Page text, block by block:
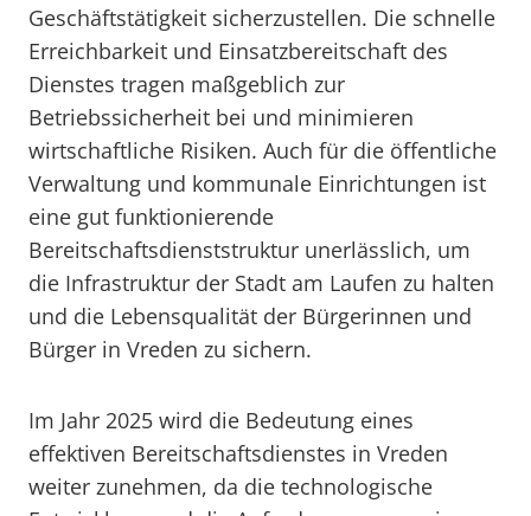
Geschäftstätigkeit sicherzustellen. Die schnelle
Erreichbarkeit und Einsatzbereitschaft des
Dienstes tragen maßgeblich zur
Betriebssicherheit bei und minimieren
wirtschaftliche Risiken. Auch für die öffentliche
Verwaltung und kommunale Einrichtungen ist
eine gut funktionierende
Bereitschaftsdienststruktur unerlässlich, um
die Infrastruktur der Stadt am Laufen zu halten
und die Lebensqualität der Bürgerinnen und
Bürger in Vreden zu sichern.
Im Jahr 2025 wird die Bedeutung eines
effektiven Bereitschaftsdienstes in Vreden
weiter zunehmen, da die technologische